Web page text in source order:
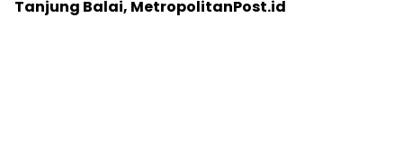
Tanjung Balai, MetropolitanPost.id